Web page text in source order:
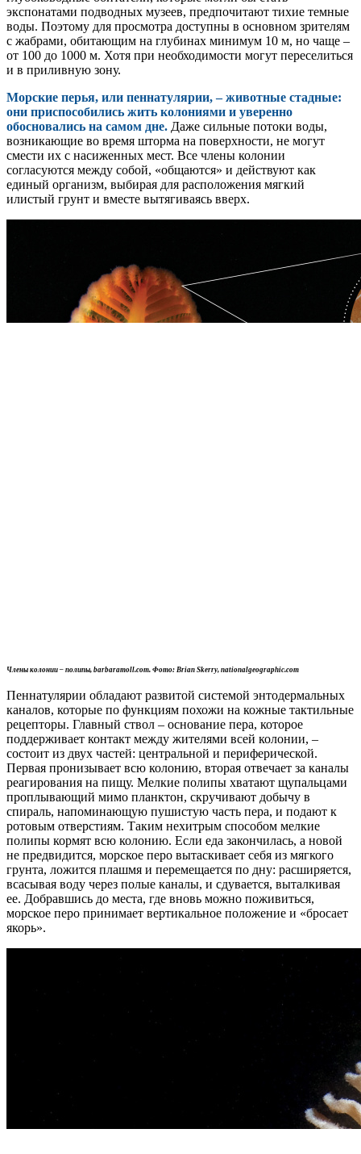
экспонатами подводных музеев, предпочитают тихие темные
воды. Поэтому для просмотра доступны в основном зрителям
с жабрами, обитающим на глубинах минимум 10 м, но чаще –
от 100 до 1000 м. Хотя при необходимости могут переселиться
и в приливную зону.
Морские перья, или пеннатулярии, – животные стадные:
они приспособились жить колониями и уверенно
обосновались на самом дне. Даже сильные потоки воды,
возникающие во время шторма на поверхности, не могут
смести их с насиженных мест. Все члены колонии
согласуются между собой, «общаются» и действуют как
единый организм, выбирая для расположения мягкий
илистый грунт и вместе вытягиваясь вверх.
Члены колонии – полипы, barbaramoll.com. Фото: Brian Skerry, nationalgeographic.com
Пеннатулярии обладают развитой системой энтодермальных
каналов, которые по функциям похожи на кожные тактильные
рецепторы. Главный ствол – основание пера, которое
поддерживает контакт между жителями всей колонии, –
состоит из двух частей: центральной и периферической.
Первая пронизывает всю колонию, вторая отвечает за каналы
реагирования на пищу. Мелкие полипы хватают щупальцами
проплывающий мимо планктон, скручивают добычу в
спираль, напоминающую пушистую часть пера, и подают к
ротовым отверстиям. Таким нехитрым способом мелкие
полипы кормят всю колонию. Если еда закончилась, а новой
не предвидится, морское перо вытаскивает себя из мягкого
грунта, ложится плашмя и перемещается по дну: расширяется,
всасывая воду через полые каналы, и сдувается, выталкивая
ее. Добравшись до места, где вновь можно поживиться,
морское перо принимает вертикальное положение и «бросает
якорь».